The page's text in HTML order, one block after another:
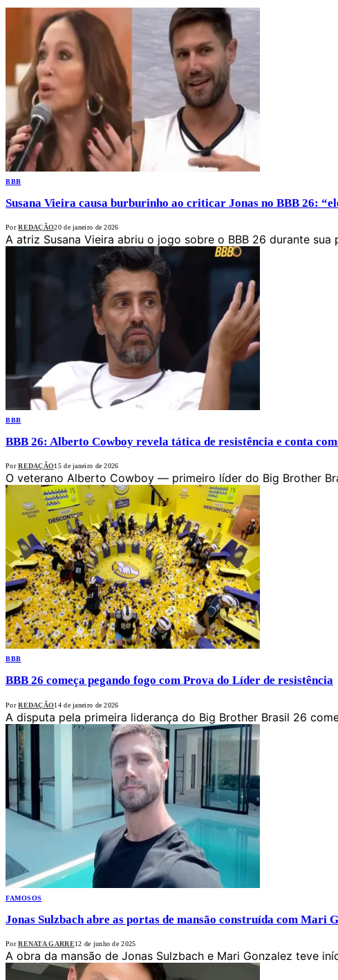
BBB
Susana Vieira causa burburinho ao criticar Jonas no BBB 26:
Por REDAÇÃO20 de janeiro de 2026
A atriz Susana Vieira abriu o jogo sobre o BBB 26 durante
BBB
BBB 26: Alberto Cowboy revela tática de resistência e conta
Por REDAÇÃO15 de janeiro de 2026
O veterano Alberto Cowboy — primeiro líder do Big Brother
BBB
BBB 26 começa pegando fogo com Prova do Líder de resistência
Por REDAÇÃO14 de janeiro de 2026
A disputa pela primeira liderança do Big Brother Brasil 26
FAMOSOS
Jonas Sulzbach abre as portas de mansão construída com Mari
Por RENATA GARRE12 de junho de 2025
A obra da mansão de Jonas Sulzbach e Mari Gonzalez teve